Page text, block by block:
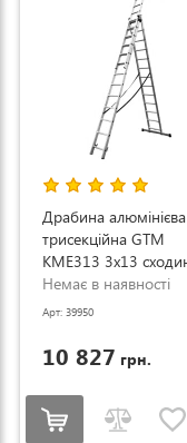
Драбина алюмінієва
трисекційна GTM
KME313 3x13
3.53-8.93м (KME313)
Немає в наявності
Арт: 39950
10 827 грн.